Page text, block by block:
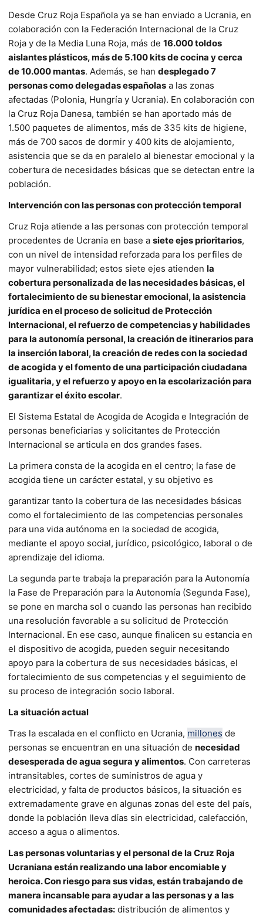
Desde Cruz Roja Española ya se han enviado a Ucrania, en
colaboración con la Federación Internacional de la Cruz
Roja y de la Media Luna Roja, más de 16.000 toldos
aislantes plásticos, más de 5.100 kits de cocina y cerca
de 10.000 mantas. Además, se han desplegado 7
personas como delegadas españolas a las zonas
afectadas (Polonia, Hungría y Ucrania). En colaboración con
la Cruz Roja Danesa, también se han aportado más de
1.500 paquetes de alimentos, más de 335 kits de higiene,
más de 700 sacos de dormir y 400 kits de alojamiento,
asistencia que se da en paralelo al bienestar emocional y la
cobertura de necesidades básicas que se detectan entre la
población.
Intervención con las personas con protección temporal
Cruz Roja atiende a las personas con protección temporal
procedentes de Ucrania en base a siete ejes prioritarios,
con un nivel de intensidad reforzada para los perfiles de
mayor vulnerabilidad; estos siete ejes atienden la
cobertura personalizada de las necesidades básicas, el
fortalecimiento de su bienestar emocional, la asistencia
jurídica en el proceso de solicitud de Protección
Internacional, el refuerzo de competencias y habilidades
para la autonomía personal, la creación de itinerarios para
la inserción laboral, la creación de redes con la sociedad
de acogida y el fomento de una participación ciudadana
igualitaria, y el refuerzo y apoyo en la escolarización para
garantizar el éxito escolar.
El Sistema Estatal de Acogida de Acogida e Integración de
personas beneficiarias y solicitantes de Protección
Internacional se articula en dos grandes fases.
La primera consta de la acogida en el centro; la fase de
acogida tiene un carácter estatal, y su objetivo es
garantizar tanto la cobertura de las necesidades básicas
como el fortalecimiento de las competencias personales
para una vida autónoma en la sociedad de acogida,
mediante el apoyo social, jurídico, psicológico, laboral o de
aprendizaje del idioma.
La segunda parte trabaja la preparación para la Autonomía
la Fase de Preparación para la Autonomía (Segunda Fase),
se pone en marcha sol o cuando las personas han recibido
una resolución favorable a su solicitud de Protección
Internacional. En ese caso, aunque finalicen su estancia en
el dispositivo de acogida, pueden seguir necesitando
apoyo para la cobertura de sus necesidades básicas, el
fortalecimiento de sus competencias y el seguimiento de
su proceso de integración socio laboral.
La situación actual
Tras la escalada en el conflicto en Ucrania, millones de
personas se encuentran en una situación de necesidad
desesperada de agua segura y alimentos. Con carreteras
intransitables, cortes de suministros de agua y
electricidad, y falta de productos básicos, la situación es
extremadamente grave en algunas zonas del este del país,
donde la población lleva días sin electricidad, calefacción,
acceso a agua o alimentos.
Las personas voluntarias y el personal de la Cruz Roja
Ucraniana están realizando una labor encomiable y
heroica. Con riesgo para sus vidas, están trabajando de
manera incansable para ayudar a las personas y a las
comunidades afectadas: distribución de alimentos y